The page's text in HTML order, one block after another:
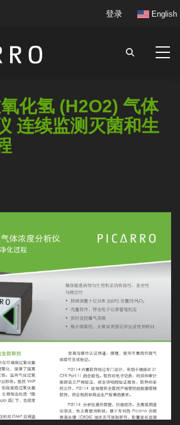
User
登录 English
化氢 (H2O2) 气体
连续监测灭菌和生